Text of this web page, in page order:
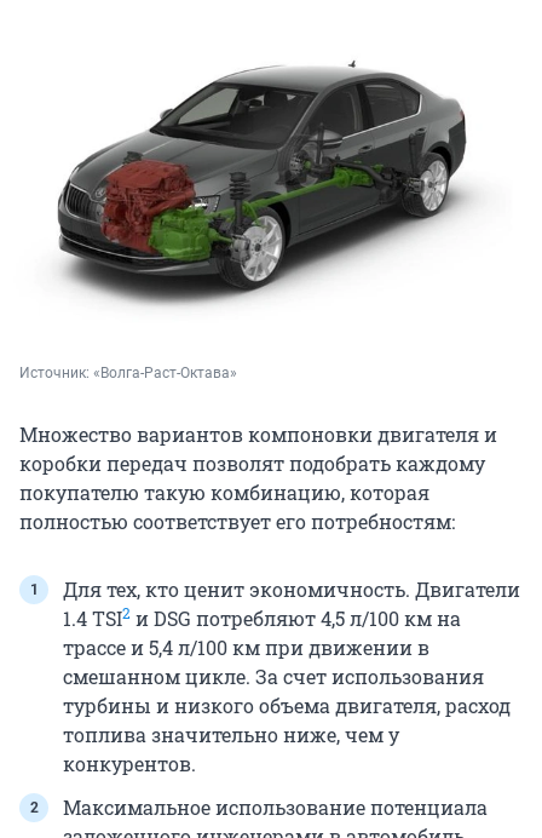
Источник: «Волга-Раст-Октава»
Множество вариантов компоновки двигателя и
коробки передач позволят подобрать каждому
покупателю такую комбинацию, которая
полностью соответствует его потребностям:
Для тех, кто ценит экономичность. Двигатели
1.4 TSI2 и DSG потребляют 4,5 л/100 км на
трассе и 5,4 л/100 км при движении в
смешанном цикле. За счет использования
турбины и низкого объема двигателя, расход
топлива значительно ниже, чем у
конкурентов.
Максимальное использование потенциала